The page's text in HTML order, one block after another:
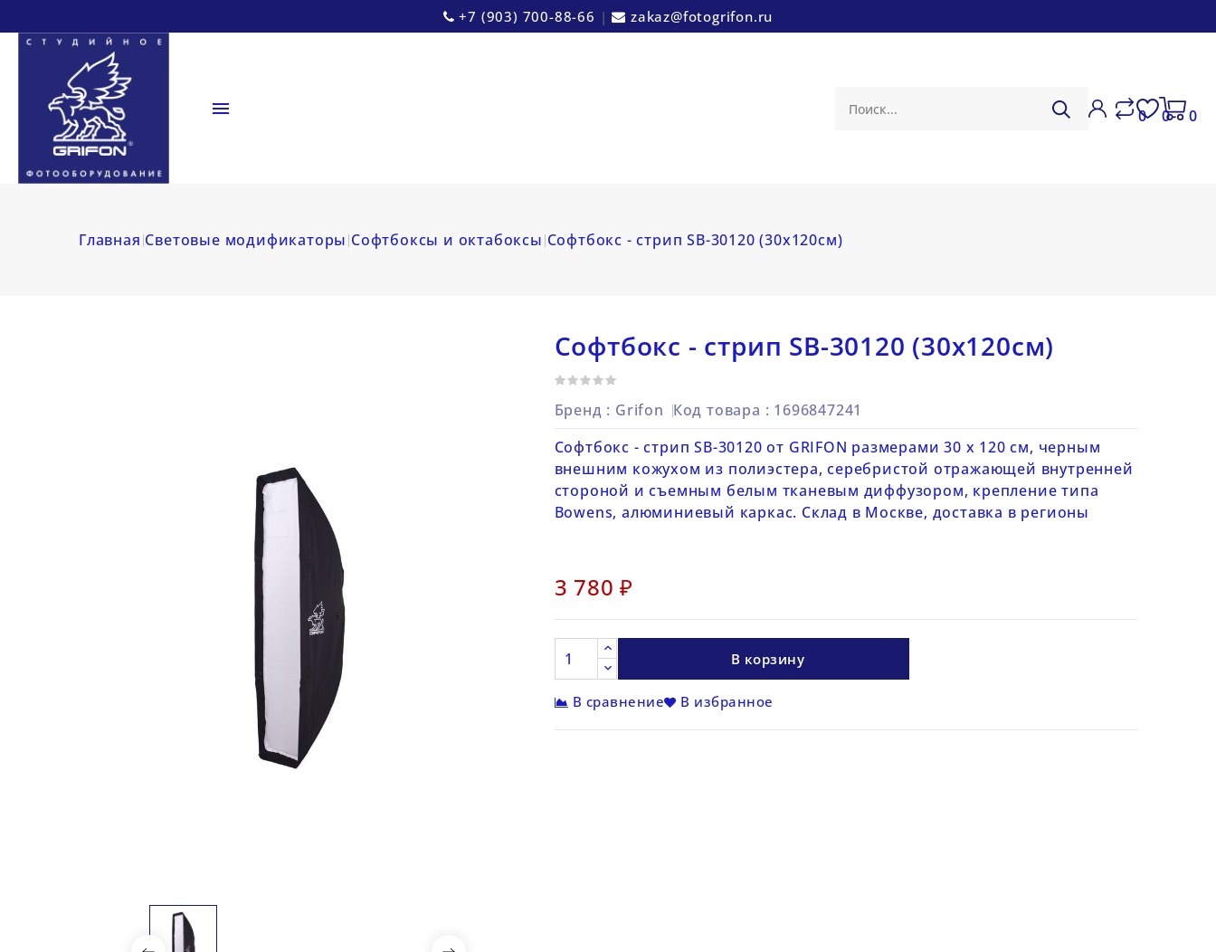
+7 (903) 700-88-66 | zakaz@fotogrifon.ru
 0 0 0
Главная Световые модификаторы Софтбоксы и октабоксы Софтбокс - стрип SB-30120 (30х120см)
Софтбокс - стрип SB-30120 (30х120см)
Бренд : Grifon Код товара : 1696847241
Софтбокс - стрип SB-30120 от GRIFON размерами 30 х 120 см, черным
внешним кожухом из полиэстера, серебристой отражающей внутренней
стороной и съемным белым тканевым диффузором, крепление типа
Bowens, алюминиевый каркас. Склад в Москве, доставка в регионы
3 780 ₽
В корзину
В сравнение В избранное